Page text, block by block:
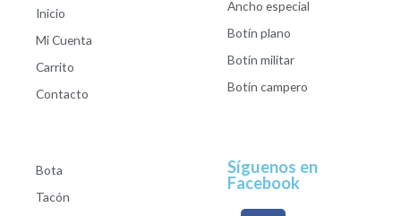
Inicio
Mi Cuenta
Carrito
Contacto
Ancho especial
Botín plano
Botín militar
Botín campero
Bota
Tacón
Síguenos en
Facebook